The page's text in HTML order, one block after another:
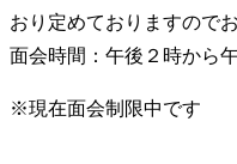
おり定めておりますので
面会時間：午後２時から
※現在面会制限中です